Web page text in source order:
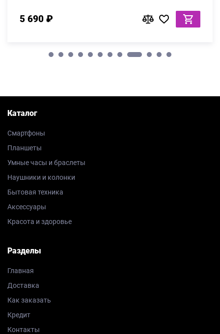
5 690 ₽
Каталог
Смартфоны
Планшеты
Умные часы и браслеты
Наушники и колонки
Бытовая техника
Аксессуары
Красота и здоровье
Разделы
Главная
Доставка
Как заказать
Кредит
Контакты